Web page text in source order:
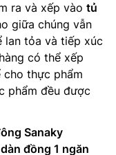
ra và xếp vào tủ
giữa chúng vẫn
lan tỏa và tiếp xúc
có thể xếp
thực phẩm
phẩm đều được
Sanaky
đồng 1 ngăn